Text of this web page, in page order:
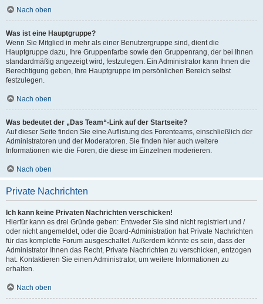
Nach oben
Was ist eine Hauptgruppe?
Wenn Sie Mitglied in mehr als einer Benutzergruppe sind, dient die
Hauptgruppe dazu, Ihre Gruppenfarbe sowie den Gruppenrang, der bei Ihnen
standardmäßig angezeigt wird, festzulegen. Ein Administrator kann Ihnen die
Berechtigung geben, Ihre Hauptgruppe im persönlichen Bereich selbst
festzulegen.
Nach oben
Was bedeutet der „Das Team“-Link auf der Startseite?
Auf dieser Seite finden Sie eine Auflistung des Forenteams, einschließlich der
Administratoren und der Moderatoren. Sie finden hier auch weitere
Informationen wie die Foren, die diese im Einzelnen moderieren.
Nach oben
Private Nachrichten
Ich kann keine Privaten Nachrichten verschicken!
Hierfür kann es drei Gründe geben: Entweder Sie sind nicht registriert und /
oder nicht angemeldet, oder die Board-Administration hat Private Nachrichten
für das komplette Forum ausgeschaltet. Außerdem könnte es sein, dass der
Administrator Ihnen das Recht, Private Nachrichten zu verschicken, entzogen
hat. Kontaktieren Sie einen Administrator, um weitere Informationen zu
erhalten.
Nach oben